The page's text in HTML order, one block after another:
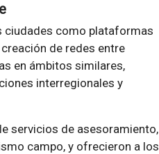
ciudades como plataformas
de redes entre
en ámbitos similares,
interregionales y
servicios de asesoramiento,
campo, y ofrecieron a los